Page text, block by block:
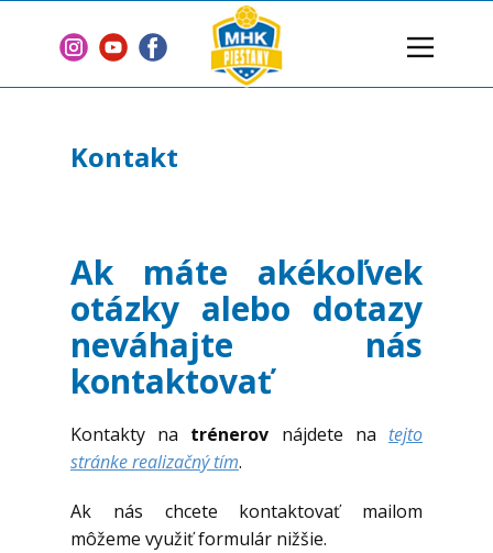
Domov
Tímy
Sponzori
Zmluvy
Kontakt
Kontakt
Ak máte akékoľvek
otázky alebo dotazy
neváhajte nás
kontaktovať
Kontakty na trénerov nájdete na tejto
stránke realizačný tím.
Ak nás chcete kontaktovať mailom
môžeme využiť formulár nižšie.